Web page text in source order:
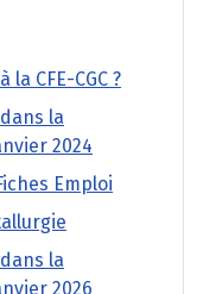
CFE-CGC ?
la
2024
Emploi
la
2026